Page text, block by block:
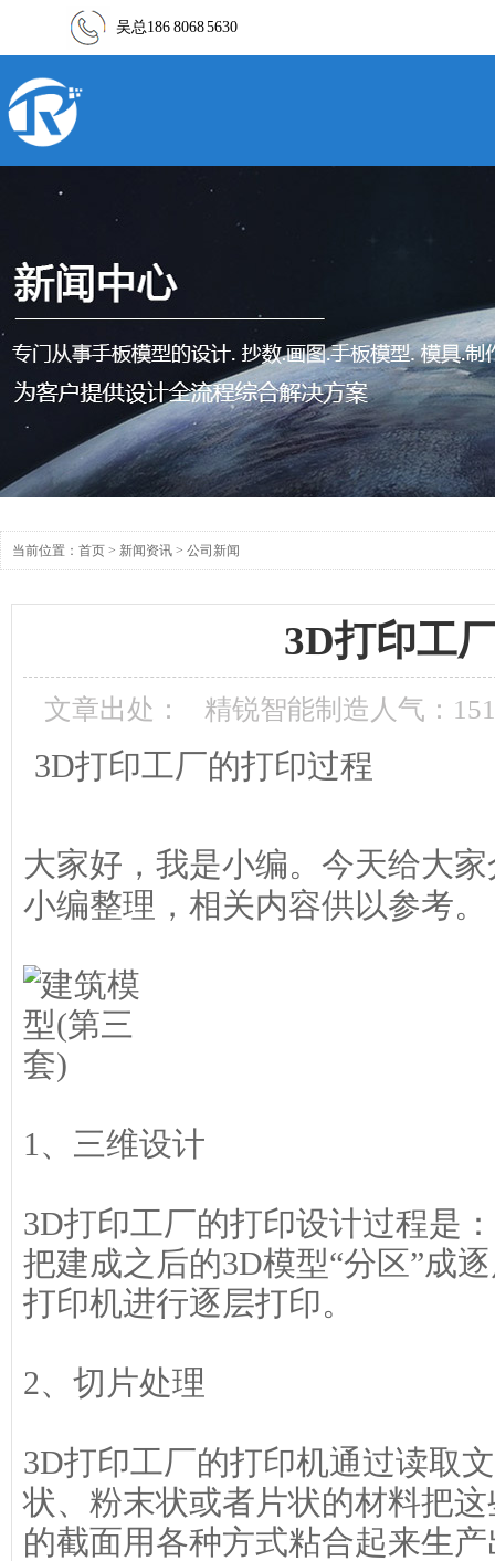
吴总186 8068 5630
当前位置： 首页 > 新闻资讯 > 公司新闻
3D打印工
文章出处： 精锐智能制造 人气： 151
3D打印工厂的打印过程
大家好，我是小编。今天给大
小编整理，相关内容供以参考。
1、三维设计
3D打印工厂的打印设计过程是
把建成之后的3D模型“分区”成
打印机进行逐层打印。
2、切片处理
3D打印工厂的打印机通过读取
状、粉末状或者片状的材料把
的截面用各种方式粘合起来生